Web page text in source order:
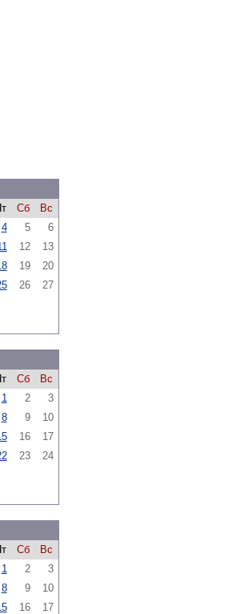
Сб
Вс
4 5
6
12
13
19
20
26
27
Сб
Вс
1
2
3
8 9
10
16
17
23
24
Сб
Вс
1
2
3
8 9
10
16
17